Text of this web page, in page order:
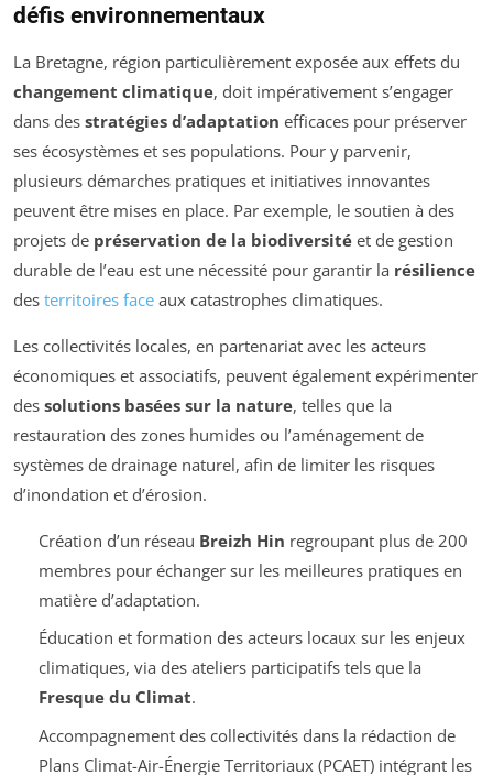
défis environnementaux
La Bretagne, région particulièrement exposée aux effets du
changement climatique, doit impérativement s’engager
dans des stratégies d’adaptation efficaces pour préserver
ses écosystèmes et ses populations. Pour y parvenir,
plusieurs démarches pratiques et initiatives innovantes
peuvent être mises en place. Par exemple, le soutien à des
projets de préservation de la biodiversité et de gestion
durable de l’eau est une nécessité pour garantir la résilience
des territoires face aux catastrophes climatiques.
Les collectivités locales, en partenariat avec les acteurs
économiques et associatifs, peuvent également expérimenter
des solutions basées sur la nature, telles que la
restauration des zones humides ou l’aménagement de
systèmes de drainage naturel, afin de limiter les risques
d’inondation et d’érosion.
Création d’un réseau Breizh Hin regroupant plus de 200
membres pour échanger sur les meilleures pratiques en
matière d’adaptation.
Éducation et formation des acteurs locaux sur les enjeux
climatiques, via des ateliers participatifs tels que la
Fresque du Climat.
Accompagnement des collectivités dans la rédaction de
Plans Climat-Air-Énergie Territoriaux (PCAET) intégrant les